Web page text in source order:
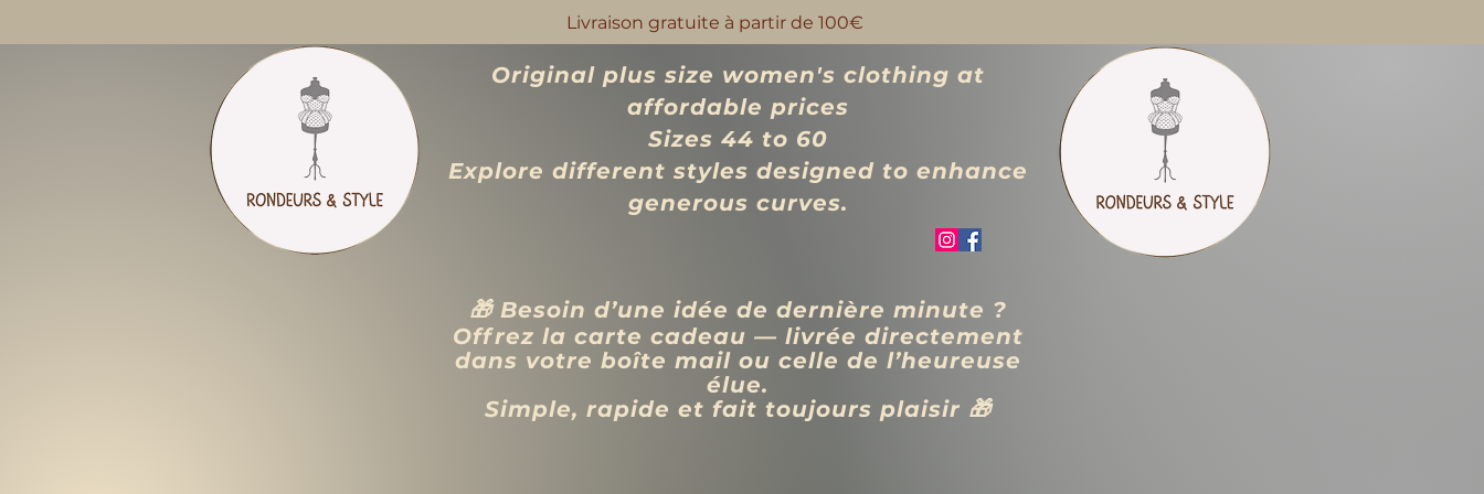
Original plus size women's clothing at
affordable prices
Sizes 44 to 60
Explore different styles designed to enhance
generous curves.
🎁 Besoin d’une idée de dernière minute ?
Offrez la carte cadeau — livrée directement
dans votre boîte mail ou celle de l’heureuse
élue.
Simple, rapide et fait toujours plaisir 🎁
Livraison gratuite à partir de 100€